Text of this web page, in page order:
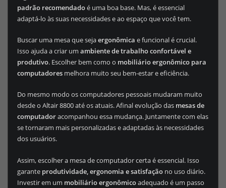
padrão recomendadoé uma boa base. Mas, é essencial
adaptá-lo às suas necessidades e ao espaço que você tem.
Buscar uma mesa que sejaergonômica e funcional é crucial.
Isso ajuda a criar um ambiente de trabalho confortável e
produtivo. Escolher bem como o mobiliário ergonômico para
computadoresmelhora muito seu bem-estar e eficiência.
Do mesmo modo os computadores pessoais mudaram muito
desde o Altair 8800 até os atuais. Afinal evolução das mesas de
computadoracompanhou essa mudança. Juntamente com elas
se tornaram mais personalizadas e adaptadas às necessidades
dos usuários.
Assim, escolher a mesa de computador certa é essencial. Isso
garante produtividade, ergonomia e satisfaçãono uso diário.
Investir em um mobiliário ergonômicoadequado é um passo